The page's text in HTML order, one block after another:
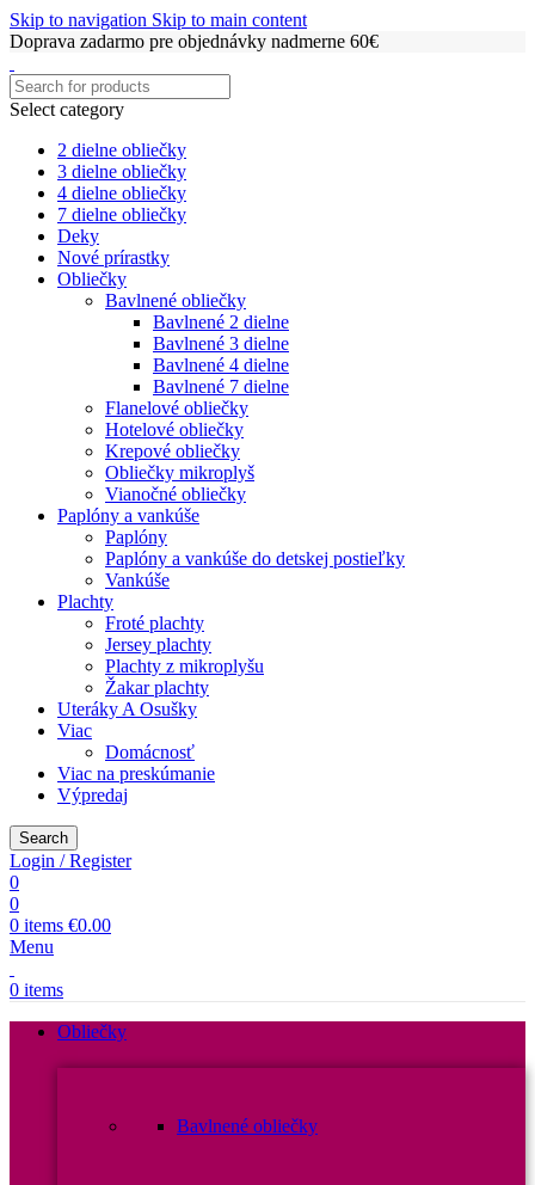
Skip to navigation Skip to main content
Doprava zadarmo pre objednávky nadmerne 60€
Select category
2 dielne obliečky
3 dielne obliečky
4 dielne obliečky
7 dielne obliečky
Deky
Nové prírastky
Obliečky
Bavlnené obliečky
Bavlnené 2 dielne
Bavlnené 3 dielne
Bavlnené 4 dielne
Bavlnené 7 dielne
Flanelové obliečky
Hotelové obliečky
Krepové obliečky
Obliečky mikroplyš
Vianočné obliečky
Paplóny a vankúše
Paplóny
Paplóny a vankúše do detskej postieľky
Vankúše
Plachty
Froté plachty
Jersey plachty
Plachty z mikroplyšu
Žakar plachty
Uteráky A Osušky
Viac
Domácnosť
Viac na preskúmanie
Výpredaj
Search
Login / Register
0
0
0 items €0.00
Menu
0 items
Obliečky
Bavlnené obliečky